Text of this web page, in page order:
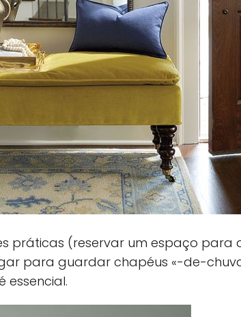
práticas (reservar um espaço para
para guardar chapéus «-de-
essencial.